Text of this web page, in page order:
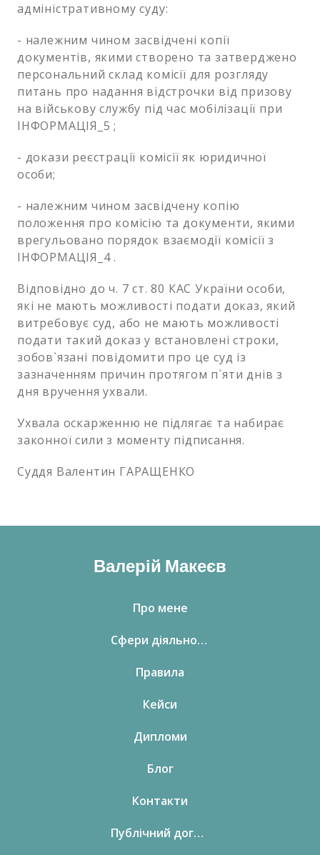
адміністративному суду:
- належним чином засвідчені копії
документів, якими створено та затверджено
персональний склад комісії для розгляду
питань про надання відстрочки від призову
на військову службу під час мобілізації при
ІНФОРМАЦІЯ_5 ;
- докази реєстрації комісії як юридичної
особи;
- належним чином засвідчену копію
положення про комісію та документи, якими
врегульовано порядок взаємодії комісії з
ІНФОРМАЦІЯ_4 .
Відповідно до ч. 7 ст. 80 КАС України особи,
які не мають можливості подати доказ, який
витребовує суд, або не мають можливості
подати такий доказ у встановлені строки,
зобов`язані повідомити про це суд із
зазначенням причин протягом п`яти днів з
дня вручення ухвали.
Ухвала оскарженню не підлягає та набирає
законної сили з моменту підписання.
Суддя Валентин ГАРАЩЕНКО
Валерій Макеєв
Про мене
Сфери діяльності
Правила
Кейси
Дипломи
Блог
Контакти
Публічний договір